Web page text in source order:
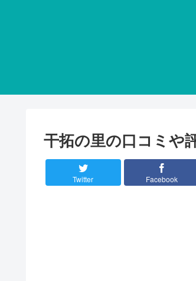
干拓の里の口コミや
Twitter Facebook